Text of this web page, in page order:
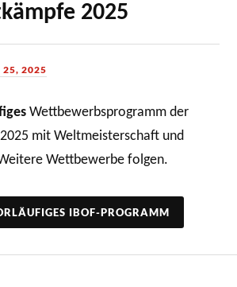
2025
25, 2025
Wettbewerbsprogramm der
2025 mit Weltmeisterschaft und
Wettbewerbe folgen.
IBOF-PROGRAMM